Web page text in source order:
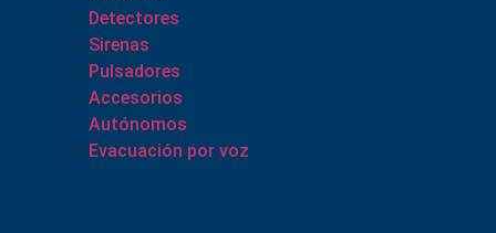
Detectores
Sirenas
Pulsadores
Accesorios
Autónomos
Evacuación por voz